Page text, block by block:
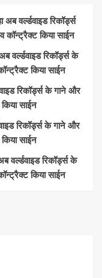
अब वर्ल्डवाइड रिकॉर्ड्स
किया साईन
वर्ल्डवाइड रिकॉर्ड्स के
किया साईन
रिकॉर्ड्स के गाने और
साईन
रिकॉर्ड्स के गाने और
साईन
वर्ल्डवाइड रिकॉर्ड्स के
किया साईन